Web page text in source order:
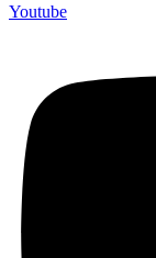
Youtube